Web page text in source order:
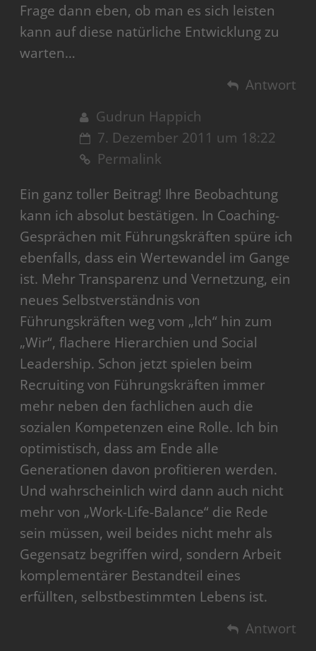
Frage dann eben, ob man es sich leisten
kann auf diese natürliche Entwicklung zu
warten…
Antwort
Gudrun Happich
7. Dezember 2011 um 18:22
Permalink
Ein ganz toller Beitrag! Ihre Beobachtung
kann ich absolut bestätigen. In Coaching-
Gesprächen mit Führungskräften spüre ich
ebenfalls, dass ein Wertewandel im Gange
ist. Mehr Transparenz und Vernetzung, ein
neues Selbstverständnis von
Führungskräften weg vom „Ich“ hin zum
„Wir“, flachere Hierarchien und Social
Leadership. Schon jetzt spielen beim
Recruiting von Führungskräften immer
mehr neben den fachlichen auch die
sozialen Kompetenzen eine Rolle. Ich bin
optimistisch, dass am Ende alle
Generationen davon profitieren werden.
Und wahrscheinlich wird dann auch nicht
mehr von „Work-Life-Balance“ die Rede
sein müssen, weil beides nicht mehr als
Gegensatz begriffen wird, sondern Arbeit
komplementärer Bestandteil eines
erfüllten, selbstbestimmten Lebens ist.
Antwort